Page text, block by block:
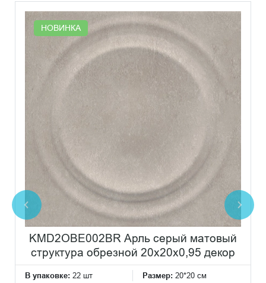
НОВИНКА
KMD2OBE002BR Арль серый матовый
структура обрезной 20x20x0,95 декор
В упаковке: 22 шт Размер: 20*20 см